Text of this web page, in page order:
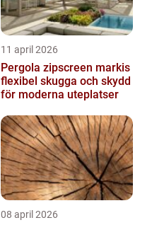
11 april 2026
Pergola zipscreen markis
flexibel skugga och skydd
för moderna uteplatser
08 april 2026